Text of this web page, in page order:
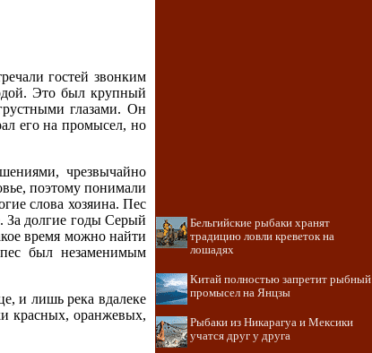
гостей звонким
Это был крупный
глазами. Он
его на промысел, но
чрезвычайно
поэтому понимали
слова хозяина. Пес
За долгие годы Серый
время можно найти
был незаменимым
и лишь река вдалеке
красных, оранжевых,
Бельгийские рыбаки хранят
традицию ловли креветок на
лошадях
Китай полностью запретит рыбный
промысел на Янцзы
Рыбаки из Никарагуа и Мексики
учатся друг у друга